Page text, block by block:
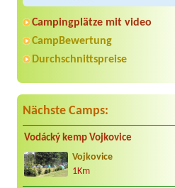
Campingplätze mit video
CampBewertung
Durchschnittspreise
Nächste Camps:
Vodácký kemp Vojkovice
Vojkovice
1Km